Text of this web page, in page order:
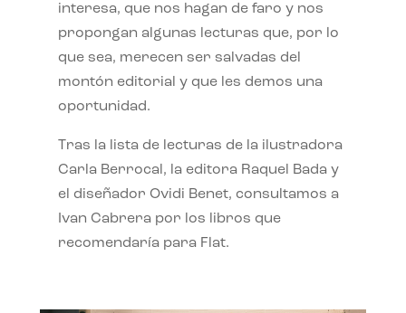
interesa, que nos hagan de faro y nos
propongan algunas lecturas que, por lo
que sea, merecen ser salvadas del
montón editorial y que les demos una
oportunidad.
Tras la lista de lecturas de la ilustradora
Carla Berrocal, la editora Raquel Bada y
el diseñador Ovidi Benet, consultamos a
Ivan Cabrera por los libros que
recomendaría para Flat.